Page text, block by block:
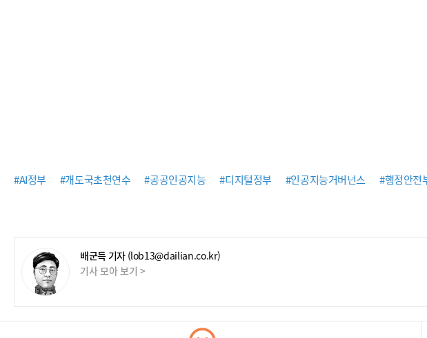
#AI정부 #개도국초천연수 #공공인공지능 #디지털정부 #인공지능거버넌스 #행정안전
배군득 기자 (lob13@dailian.co.kr)
기사 모아 보기 >